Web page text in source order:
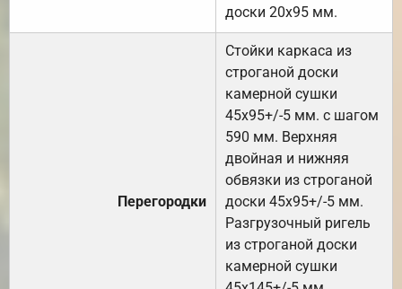
доски 20х95 мм.
Перегородки
Стойки каркаса из
строганой доски
камерной сушки
45х95+/-5 мм. с шагом
590 мм. Верхняя
двойная и нижняя
обвязки из строганой
доски 45х95+/-5 мм.
Разгрузочный ригель
из строганой доски
камерной сушки